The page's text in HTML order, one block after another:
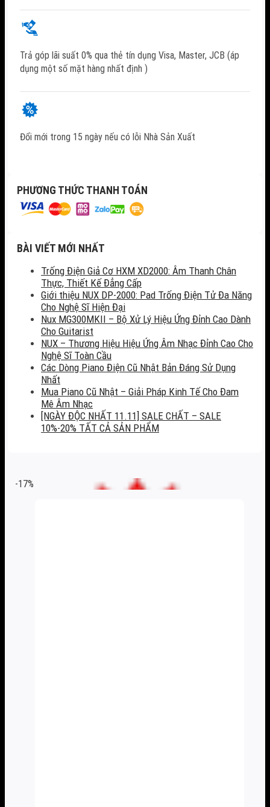
Trả góp lãi suất 0% qua thẻ tín dụng Visa, Master, JCB (áp
dụng một số mặt hàng nhất định )
Đổi mới trong 15 ngày nếu có lỗi Nhà Sản Xuất
PHƯƠNG THỨC THANH TOÁN
BÀI VIẾT MỚI NHẤT
Trống Điện Giả Cơ HXM XD2000: Âm Thanh Chân
Thực, Thiết Kế Đẳng Cấp
Giới thiệu NUX DP-2000: Pad Trống Điện Tử Đa Năng
Cho Nghệ Sĩ Hiện Đại
Nux MG300MKII – Bộ Xử Lý Hiệu Ứng Đỉnh Cao Dành
Cho Guitarist
NUX – Thương Hiệu Hiệu Ứng Âm Nhạc Đỉnh Cao Cho
Nghệ Sĩ Toàn Cầu
Các Dòng Piano Điện Cũ Nhật Bản Đáng Sử Dụng
Nhất
Mua Piano Cũ Nhật – Giải Pháp Kinh Tế Cho Đam
Mê Âm Nhạc
[NGÀY ĐỘC NHẤT 11.11] SALE CHẤT – SALE
10%-20% TẤT CẢ SẢN PHẨM
-17%